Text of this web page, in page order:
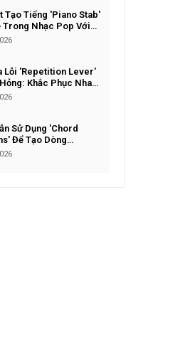
Tạo Tiếng 'Piano Stab'
Trong Nhạc Pop Với
Lỗi 'Repetition Lever'
Khắc Phục Nhanh
Sử Dụng 'Chord
Để Tạo Dòng
Lôi Cuốn